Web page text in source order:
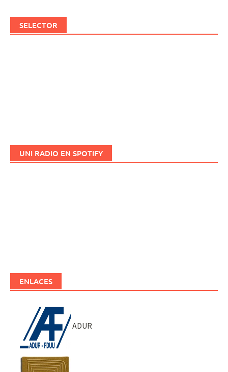
SELECTOR
UNI RADIO EN SPOTIFY
ENLACES
ADUR